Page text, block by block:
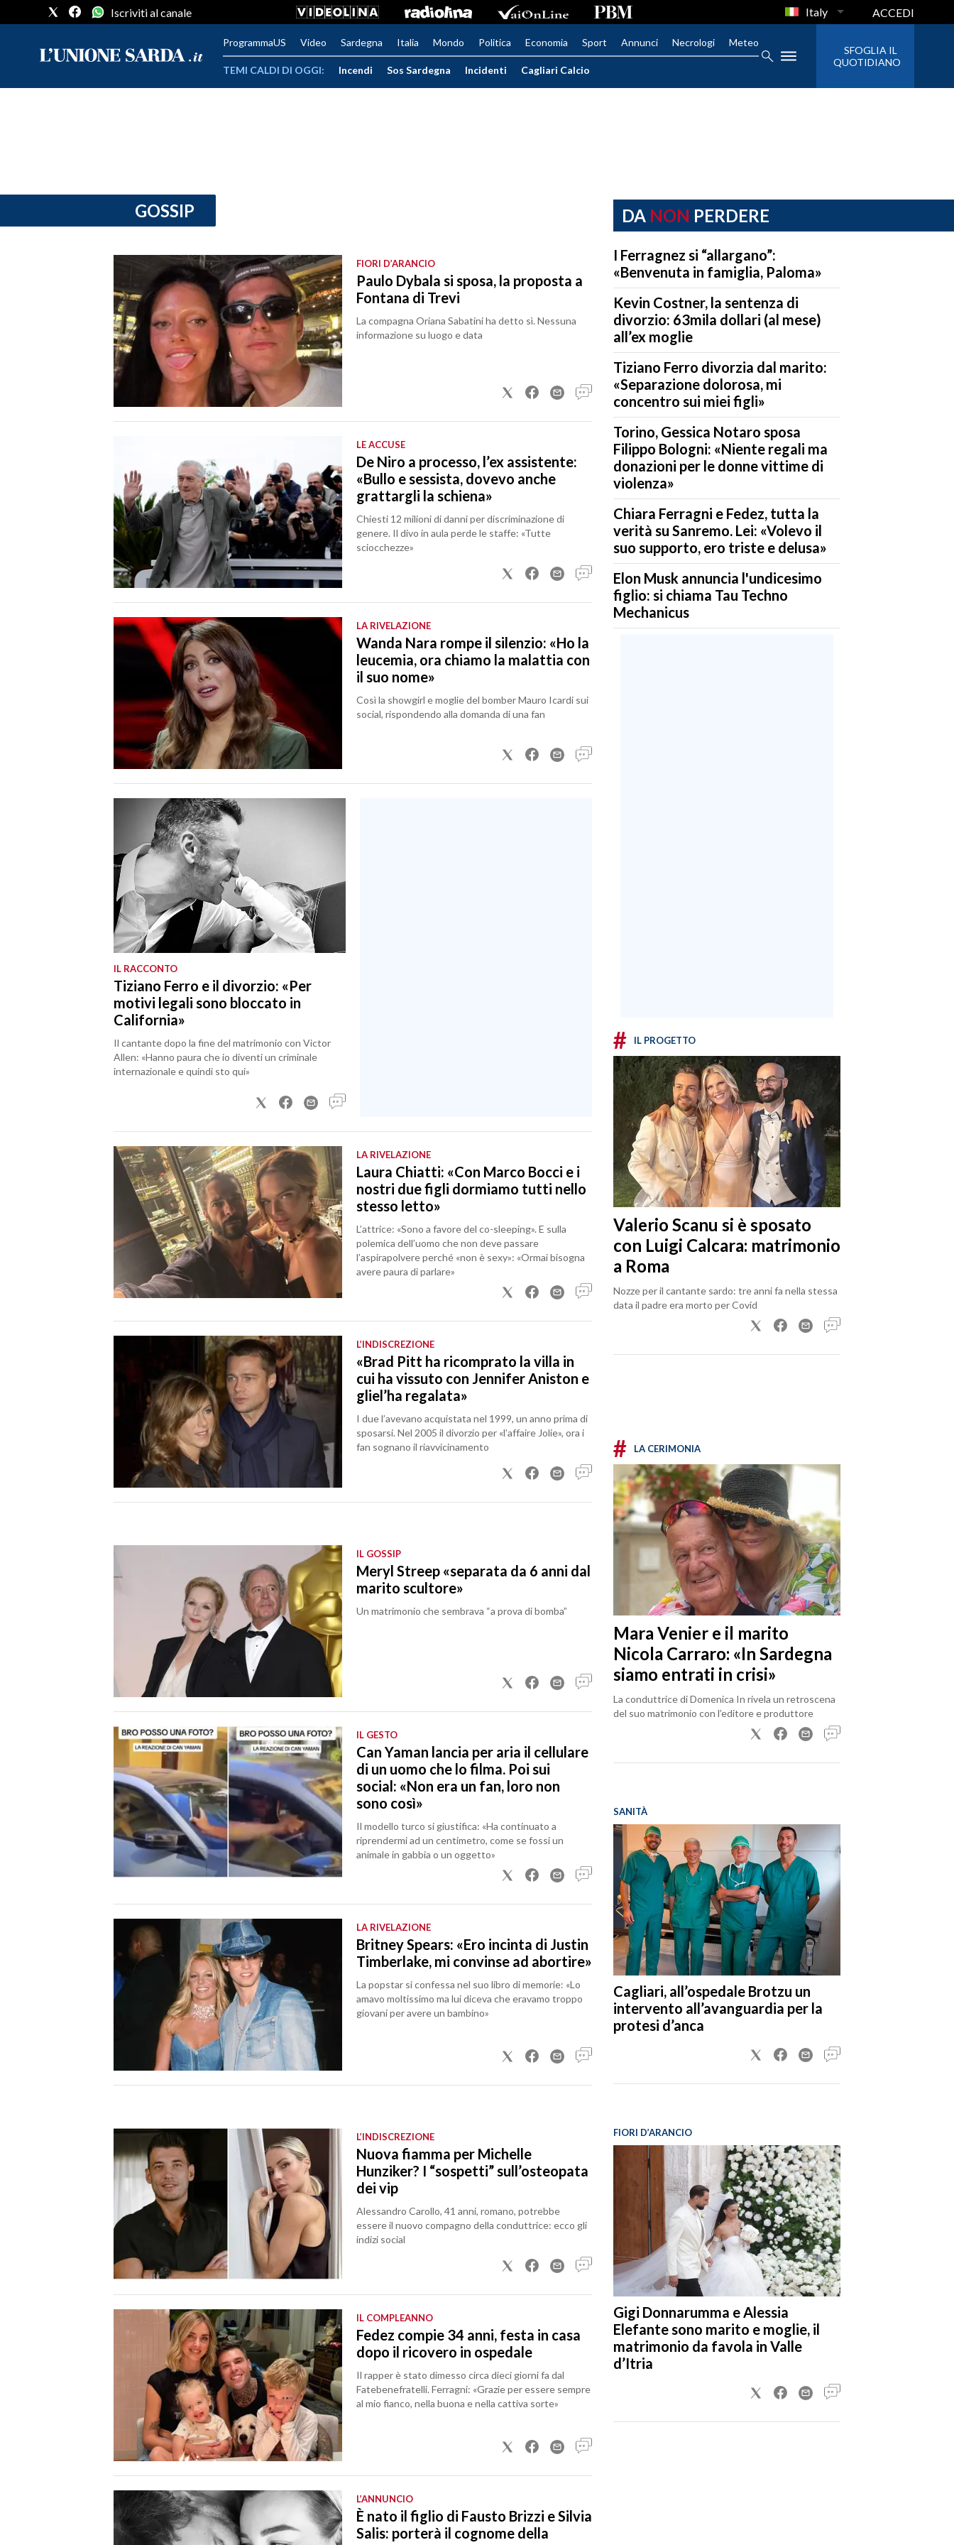
ORISTANO E PROVINCIA
SERVIZI ALLE IMPRESE
RISULTATI E CLASSIFICHE
Iscriviti al canale Italy ACCEDI
ProgrammaUS Video Sardegna Italia Mondo Politica Economia Sport Annunci Necrologi Meteo
TEMI CALDI DI OGGI: Incendi Sos Sardegna Incidenti Cagliari Calcio
SFOGLIA IL
QUOTIDIANO
GOSSIP
FIORI D’ARANCIO
Paulo Dybala si sposa, la proposta a
Fontana di Trevi
La compagna Oriana Sabatini ha detto sì. Nessuna
informazione su luogo e data
LE ACCUSE
De Niro a processo, l’ex assistente:
«Bullo e sessista, dovevo anche
grattargli la schiena»
Chiesti 12 milioni di danni per discriminazione di
genere. Il divo in aula perde le staffe: «Tutte
sciocchezze»
LA RIVELAZIONE
Wanda Nara rompe il silenzio: «Ho la
leucemia, ora chiamo la malattia con
il suo nome»
Così la showgirl e moglie del bomber Mauro Icardi sui
social, rispondendo alla domanda di una fan
IL RACCONTO
Tiziano Ferro e il divorzio: «Per
motivi legali sono bloccato in
California»
Il cantante dopo la fine del matrimonio con Victor
Allen: «Hanno paura che io diventi un criminale
internazionale e quindi sto qui»
LA RIVELAZIONE
Laura Chiatti: «Con Marco Bocci e i
nostri due figli dormiamo tutti nello
stesso letto»
L’attrice: «Sono a favore del co-sleeping». E sulla
polemica dell’uomo che non deve passare
l’aspirapolvere perché «non è sexy»: «Ormai bisogna
avere paura di parlare»
L’INDISCREZIONE
«Brad Pitt ha ricomprato la villa in
cui ha vissuto con Jennifer Aniston e
gliel’ha regalata»
I due l’avevano acquistata nel 1999, un anno prima di
sposarsi. Nel 2005 il divorzio per «l’affaire Jolie», ora i
fan sognano il riavvicinamento
IL GOSSIP
Meryl Streep «separata da 6 anni dal
marito scultore»
Un matrimonio che sembrava “a prova di bomba”
IL GESTO
Can Yaman lancia per aria il cellulare
di un uomo che lo filma. Poi sui
social: «Non era un fan, loro non
sono così»
Il modello turco si giustifica: «Ha continuato a
riprendermi ad un centimetro, come se fossi un
animale in gabbia o un oggetto»
LA RIVELAZIONE
Britney Spears: «Ero incinta di Justin
Timberlake, mi convinse ad abortire»
La popstar si confessa nel suo libro di memorie: «Lo
amavo moltissimo ma lui diceva che eravamo troppo
giovani per avere un bambino»
L’INDISCREZIONE
Nuova fiamma per Michelle
Hunziker? I “sospetti” sull’osteopata
dei vip
Alessandro Carollo, 41 anni, romano, potrebbe
essere il nuovo compagno della conduttrice: ecco gli
indizi social
IL COMPLEANNO
Fedez compie 34 anni, festa in casa
dopo il ricovero in ospedale
Il rapper è stato dimesso circa dieci giorni fa dal
Fatebenefratelli. Ferragni: «Grazie per essere sempre
al mio fianco, nella buona e nella cattiva sorte»
L’ANNUNCIO
È nato il figlio di Fausto Brizzi e Silvia
Salis: porterà il cognome della
DA NON PERDERE
I Ferragnez si “allargano”:
«Benvenuta in famiglia, Paloma»
Kevin Costner, la sentenza di
divorzio: 63mila dollari (al mese)
all’ex moglie
Tiziano Ferro divorzia dal marito:
«Separazione dolorosa, mi
concentro sui miei figli»
Torino, Gessica Notaro sposa
Filippo Bologni: «Niente regali ma
donazioni per le donne vittime di
violenza»
Chiara Ferragni e Fedez, tutta la
verità su Sanremo. Lei: «Volevo il
suo supporto, ero triste e delusa»
Elon Musk annuncia l'undicesimo
figlio: si chiama Tau Techno
Mechanicus
# IL PROGETTO
Valerio Scanu si è sposato
con Luigi Calcara: matrimonio
a Roma
Nozze per il cantante sardo: tre anni fa nella stessa
data il padre era morto per Covid
# LA CERIMONIA
Mara Venier e il marito
Nicola Carraro: «In Sardegna
siamo entrati in crisi»
La conduttrice di Domenica In rivela un retroscena
del suo matrimonio con l’editore e produttore
SANITÀ
Cagliari, all’ospedale Brotzu un
intervento all’avanguardia per la
protesi d’anca
FIORI D’ARANCIO
Gigi Donnarumma e Alessia
Elefante sono marito e moglie, il
matrimonio da favola in Valle
d’Itria